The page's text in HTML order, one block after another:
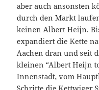
aber auch ansonsten
durch den Markt
keinen Albert Heijn.
expandiert die Kette
Aachen dran und seit
kleinen “Albert Heijn
Innenstadt, vom
Schritte die Kettwiger